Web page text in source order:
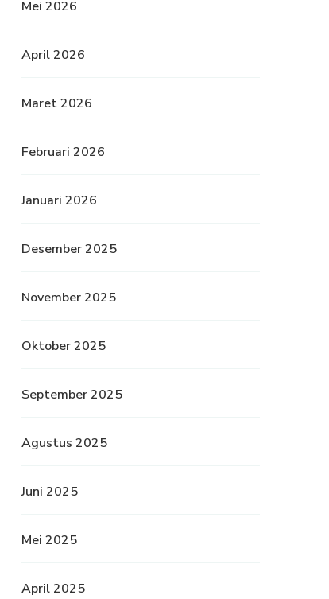
Mei 2026
April 2026
Maret 2026
Februari 2026
Januari 2026
Desember 2025
November 2025
Oktober 2025
September 2025
Agustus 2025
Juni 2025
Mei 2025
April 2025